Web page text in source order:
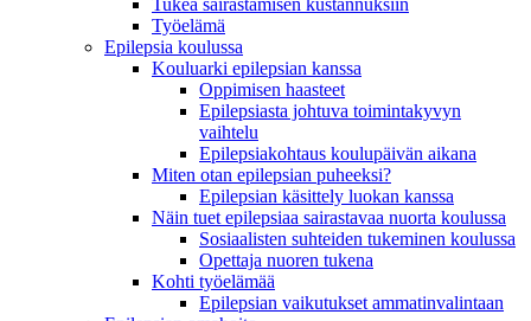
Tukea sairastamisen kustannuksiin
Työelämä
Epilepsia koulussa
Kouluarki epilepsian kanssa
Oppimisen haasteet
Epilepsiasta johtuva toimintakyvyn
vaihtelu
Epilepsiakohtaus koulupäivän aikana
Miten otan epilepsian puheeksi?
Epilepsian käsittely luokan kanssa
Näin tuet epilepsiaa sairastavaa nuorta koulussa
Sosiaalisten suhteiden tukeminen koulussa
Opettaja nuoren tukena
Kohti työelämää
Epilepsian vaikutukset ammatinvalintaan